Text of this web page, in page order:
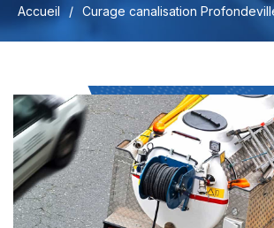
Accueil Curage canalisation